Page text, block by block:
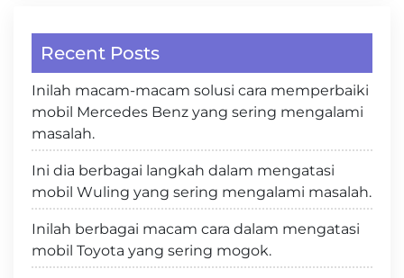
Recent Posts
Inilah macam-macam solusi cara memperbaiki
mobil Mercedes Benz yang sering mengalami
masalah.
Ini dia berbagai langkah dalam mengatasi
mobil Wuling yang sering mengalami masalah.
Inilah berbagai macam cara dalam mengatasi
mobil Toyota yang sering mogok.